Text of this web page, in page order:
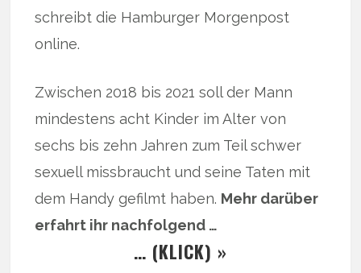
schreibt die Hamburger Morgenpost
online.
Zwischen 2018 bis 2021 soll der Mann
mindestens acht Kinder im Alter von
sechs bis zehn Jahren zum Teil schwer
sexuell missbraucht und seine Taten mit
dem Handy gefilmt haben. Mehr darüber
erfahrt ihr nachfolgend …
… (KLICK) »